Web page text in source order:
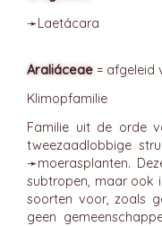
➛Laetácara
Araliáceae = afgeleid
Klimopfamilie
Familie uit de orde
tweezaadlobbige
➛moerasplanten.
subtropen, maar ook
soorten voor, zoals
geen